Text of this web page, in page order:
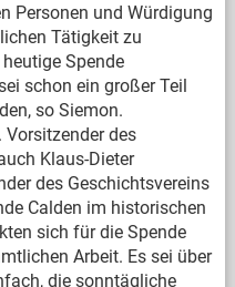
Personen und Würdigung
Tätigkeit zu
Spende
schon ein großer Teil
so Siemon.
Vorsitzender des
Klaus-Dieter
des Geschichtsvereins
Calden im historischen
sich für die Spende
Arbeit. Es sei über
die sonntägliche